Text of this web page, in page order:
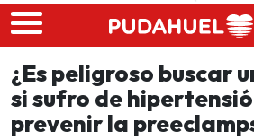
Skip to main content
¿Es peligroso buscar
si sufro de
prevenir la